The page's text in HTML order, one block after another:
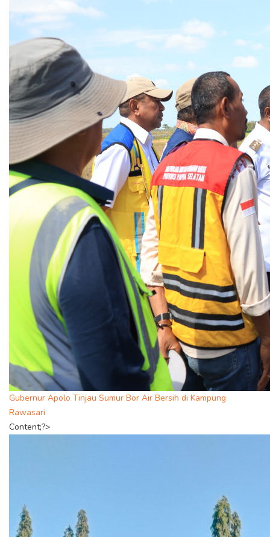
Gubernur Apolo Tinjau Sumur Bor Air Bersih di Kampung
Rawasari
Content;?>